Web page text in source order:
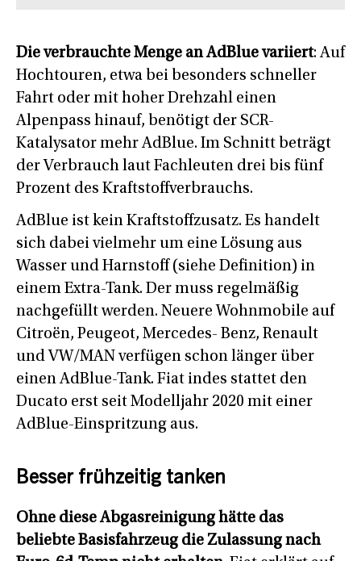
Die verbrauchte Menge an AdBlue variiert: Auf
Hochtouren, etwa bei besonders schneller
Fahrt oder mit hoher Drehzahl einen
Alpenpass hinauf, benötigt der SCR-
Katalysator mehr AdBlue. Im Schnitt beträgt
der Verbrauch laut Fachleuten drei bis fünf
Prozent des Kraftstoffverbrauchs.
AdBlue ist kein Kraftstoffzusatz. Es handelt
sich dabei vielmehr um eine Lösung aus
Wasser und Harnstoff (siehe Definition) in
einem Extra-Tank. Der muss regelmäßig
nachgefüllt werden. Neuere Wohnmobile auf
Citroën, Peugeot, Mercedes- Benz, Renault
und VW/MAN verfügen schon länger über
einen AdBlue-Tank. Fiat indes stattet den
Ducato erst seit Modelljahr 2020 mit einer
AdBlue-Einspritzung aus.
Besser frühzeitig tanken
Ohne diese Abgasreinigung hätte das
beliebte Basisfahrzeug die Zulassung nach